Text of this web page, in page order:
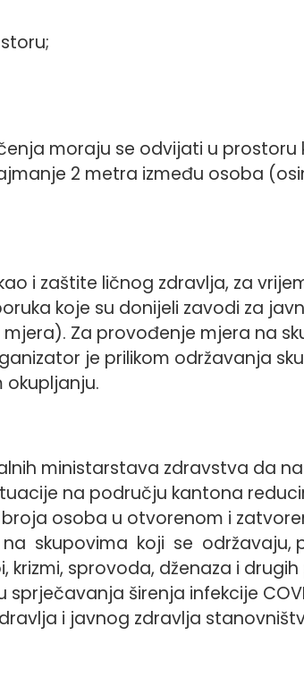
moraju se odvijati u prostoru
2 metra između osoba
i zaštite ličnog zdravlja, za
koje su donijeli zavodi za
Za provođenje mjera na
je prilikom održavanja
ministarstava zdravstva da
na području kantona
osoba u otvorenom i
skupovima koji se održavaju,
sprovoda, dženaza i
širenja infekcije
i javnog zdravlja